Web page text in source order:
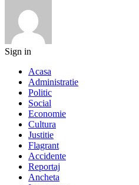
Sign in
Acasa
Administratie
Politic
Social
Economie
Cultura
Justitie
Flagrant
Accidente
Reportaj
Ancheta